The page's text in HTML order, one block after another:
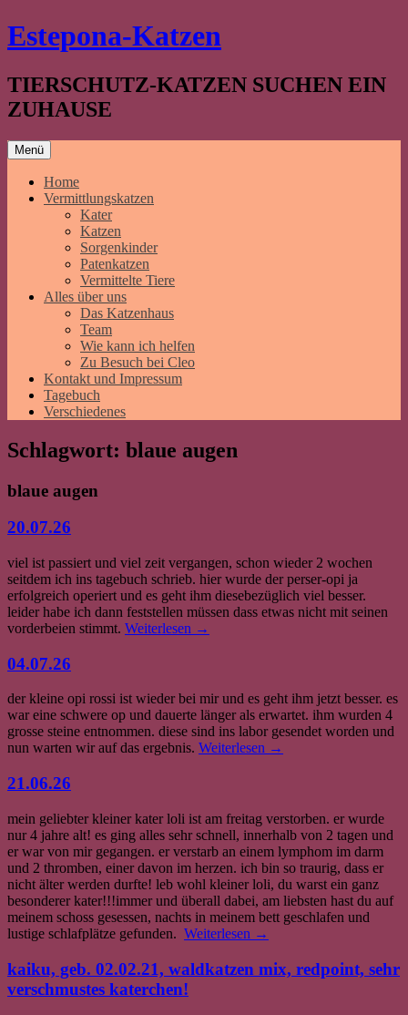
Springe
zum
Estepona-Katzen
TIERSCHUTZ-KATZEN SUCHEN EIN
ZUHAUSE
Menü
Home
Vermittlungskatzen
Kater
Katzen
Sorgenkinder
Patenkatzen
Vermittelte Tiere
Alles über uns
Das Katzenhaus
Team
Wie kann ich helfen
Zu Besuch bei Cleo
Kontakt und Impressum
Tagebuch
Verschiedenes
Schlagwort: blaue augen
blaue augen
20.07.26
viel ist passiert und viel zeit vergangen, schon wieder 2 wochen
seitdem ich ins tagebuch schrieb. hier wurde der perser-opi ja
erfolgreich operiert und es geht ihm diesebezüglich viel besser.
leider habe ich dann feststellen müssen dass etwas nicht mit seinen
vorderbeien stimmt. Weiterlesen →
04.07.26
der kleine opi rossi ist wieder bei mir und es geht ihm jetzt besser. es
war eine schwere op und dauerte länger als erwartet. ihm wurden 4
grosse steine entnommen. diese sind ins labor gesendet worden und
nun warten wir auf das ergebnis. Weiterlesen →
21.06.26
mein geliebter kleiner kater loli ist am freitag verstorben. er wurde
nur 4 jahre alt! es ging alles sehr schnell, innerhalb von 2 tagen und
er war von mir gegangen. er verstarb an einem lymphom im darm
und 2 thromben, einer davon im herzen. ich bin so traurig, dass er
nicht älter werden durfte! leb wohl kleiner loli, du warst ein ganz
besonderer kater!!!immer und überall dabei, am liebsten hast du auf
meinem schoss gesessen, nachts in meinem bett geschlafen und
lustige schlafplätze gefunden. Weiterlesen →
kaiku, geb. 02.02.21, waldkatzen mix, redpoint, sehr
verschmustes katerchen!